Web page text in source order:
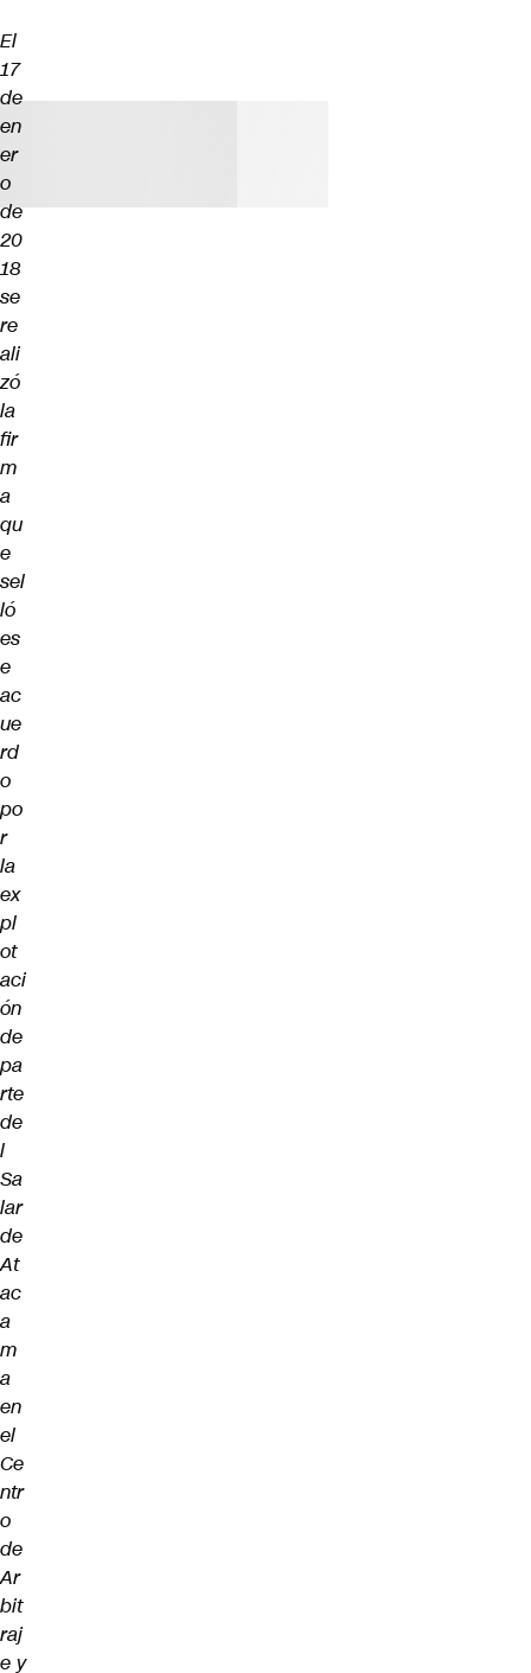
El
17
de
en
er
o
de
20
18
se
re
ali
zó
la
fir
m
a
qu
e
sel
ló
es
e
ac
ue
rd
o
po
r
la
ex
pl
ot
aci
ón
de
pa
rte
de
l
Sa
lar
de
At
ac
a
m
a
en
el
Ce
ntr
o
de
Ar
bit
raj
e y